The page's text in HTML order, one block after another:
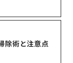
除術と注意点